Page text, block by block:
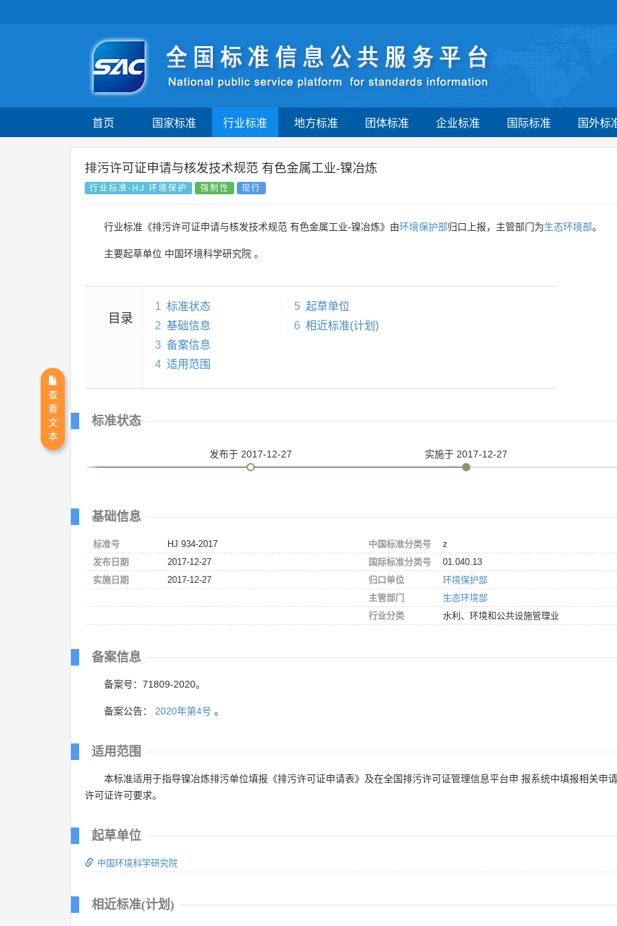
首页 国家标准 行业标准 地方标准 团体标准 企业标准 国际标准 国外标
排污许可证申请与核发技术规范 有色金属工业-镍冶炼
行业标准-HJ 环境保护 强制性 现行
行业标准《排污许可证申请与核发技术规范 有色金属工业-镍冶炼》由环境保护部归口上报，主管部门为生态环境部。
主要起草单位 中国环境科学研究院 。
目录
1 标准状态
2 基础信息
3 备案信息
4 适用范围
5 起草单位
6 相近标准(计划)
标准状态
发布于 2017-12-27 实施于 2017-12-27
基础信息
标准号
HJ 934-2017
发布日期
2017-12-27
实施日期
2017-12-27
中国标准分类号
z
国际标准分类号
01.040.13
归口单位
环境保护部
主管部门
生态环境部
行业分类
水利、环境和公共设施管理业
备案信息
备案号：71809-2020。
备案公告： 2020年第4号 。
适用范围
本标准适用于指导镍冶炼排污单位填报《排污许可证申请表》及在全国排污许可证管理信息平台申 报系统中填报相关申
许可证许可要求。
起草单位
中国环境科学研究院
相近标准(计划)
查
看
文
本